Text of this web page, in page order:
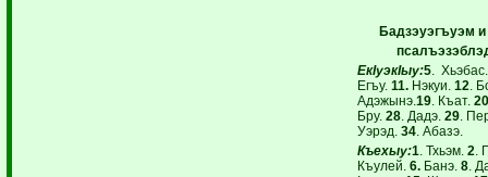
Бадзэуэгъуэм и
ЕкIуэкIыу:5 .
Егъу.11. Нэкуи.12 .
Адэжынэ.19 . Къат.
Бру.28 . Дадэ.29 .
Уэрэд.34 . Абазэ.
Къехыу:1 . Тхьэм.2
Къулей.6. Банэ.8 .